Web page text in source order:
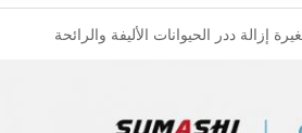
إزالة ددر الحيوانات الأليفة والرائحة